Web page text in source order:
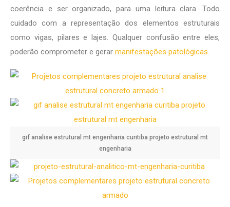
coerência e ser organizado, para uma leitura clara. Todo
cuidado com a representação dos elementos estruturais
como vigas, pilares e lajes. Qualquer confusão entre eles,
poderão comprometer e gerar manifestações patológicas.
gif analise estrutural mt engenharia curitiba projeto estrutural mt
engenharia